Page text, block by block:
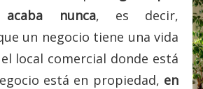
nunca, es decir,
un negocio tiene una vida
local comercial donde está
está en propiedad, en